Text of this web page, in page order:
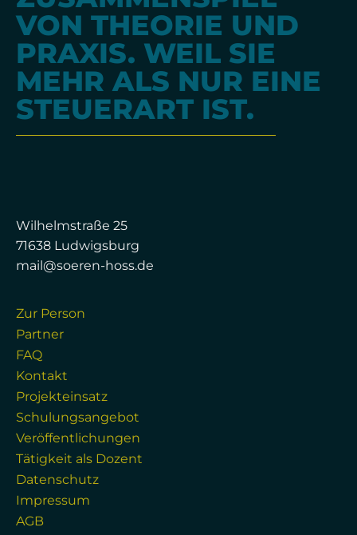
VON THEORIE UND
PRAXIS. WEIL SIE
MEHR ALS NUR EINE
STEUERART IST.
Wilhelmstraße 25
71638 Ludwigsburg
mail@soeren-hoss.de
Zur Person
Partner
FAQ
Kontakt
Projekteinsatz
Schulungsangebot
Veröffentlichungen
Tätigkeit als Dozent
Datenschutz
Impressum
AGB